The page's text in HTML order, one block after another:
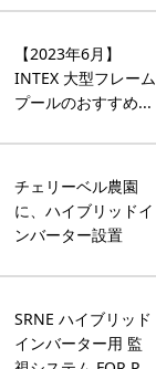
【2023年6月】
INTEX 大型フレーム
プールのおすすめ...
チェリーベル農園
に、ハイブリッドイ
ンバーター設置
SRNE ハイブリッド
インバーター用 監